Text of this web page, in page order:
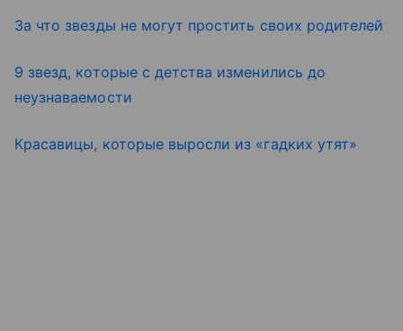
За что звезды не могут простить своих родителей
9 звезд, которые с детства изменились до
неузнаваемости
Красавицы, которые выросли из «гадких утят»